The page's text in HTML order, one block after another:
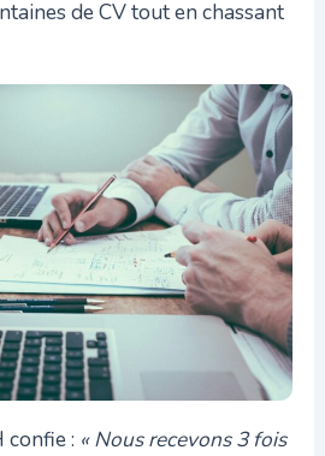
de CV tout en chassant
confie : « Nous recevons 3 fois